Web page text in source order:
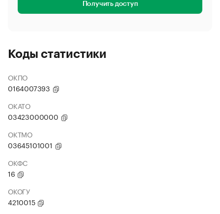
Получить доступ
Коды статистики
ОКПО
0164007393
ОКАТО
03423000000
ОКТМО
03645101001
ОКФС
16
ОКОГУ
4210015